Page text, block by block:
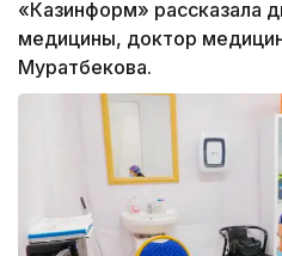
«Казинформ» рассказала
медицины, доктор
Муратбекова.